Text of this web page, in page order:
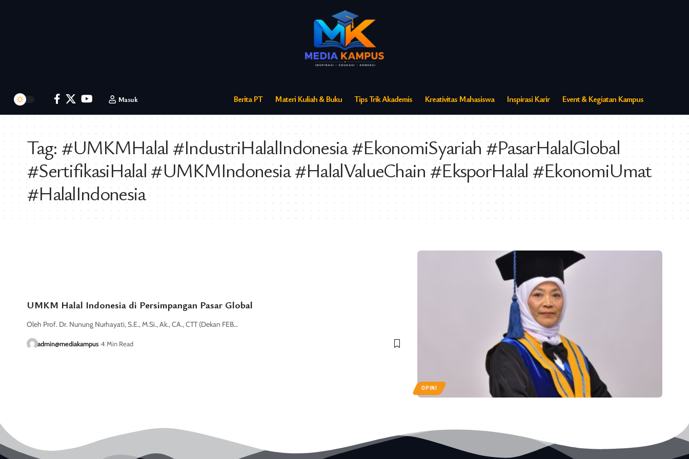
Masuk Berita PT Materi Kuliah & Buku Tips Trik Akademis Kreativitas Mahasiswa Inspirasi Karir Event & Kegiatan Kampus
Tag:#UMKMHalal #IndustriHalalIndonesia #EkonomiSyariah #PasarHalalGlobal
#SertifikasiHalal #UMKMIndonesia #HalalValueChain #EksporHalal #EkonomiUmat
#HalalIndonesia
OPINI
UMKM Halal Indonesia di Persimpangan Pasar Global
Oleh Prof. Dr. Nunung Nurhayati, S.E., M.Si., Ak., CA., CTT (Dekan FEB…
admin@mediakampus 4 Min Read